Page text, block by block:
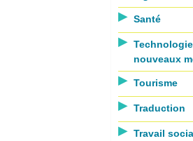
Santé
nouveaux
Tourisme
Traduction
Travail